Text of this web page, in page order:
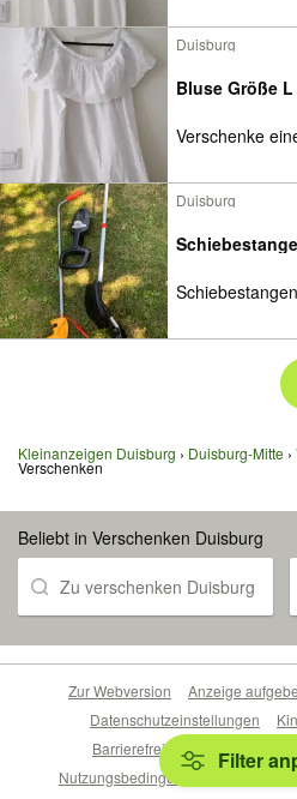
Duisburg
Bluse Größe
Verschenke
Duisburg
Kleinanzeigen Duisburg Duisburg-Mitte
Verschenken
Beliebt in Verschenken Duisburg
Zu verschenken Duisburg
Filter
Zur Webversion Anzeige
Datenschutzeinstellungen
Barrierefreiheitserklärung
Nutzungsbedingungen
Beliebte